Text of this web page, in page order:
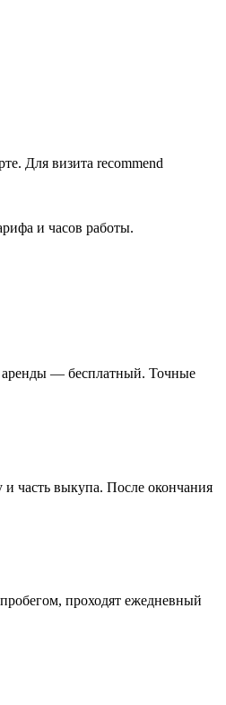
Для визита recommend
и часов работы.
аренды — бесплатный. Точные
часть выкупа. После окончания
проходят ежедневный